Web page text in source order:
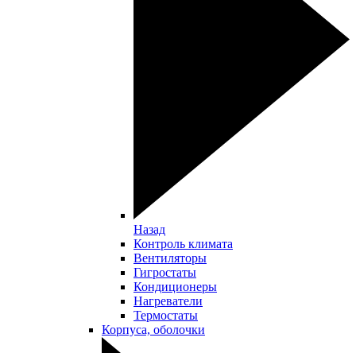
Назад
Контроль климата
Вентиляторы
Гигростаты
Кондиционеры
Нагреватели
Термостаты
Корпуса, оболочки